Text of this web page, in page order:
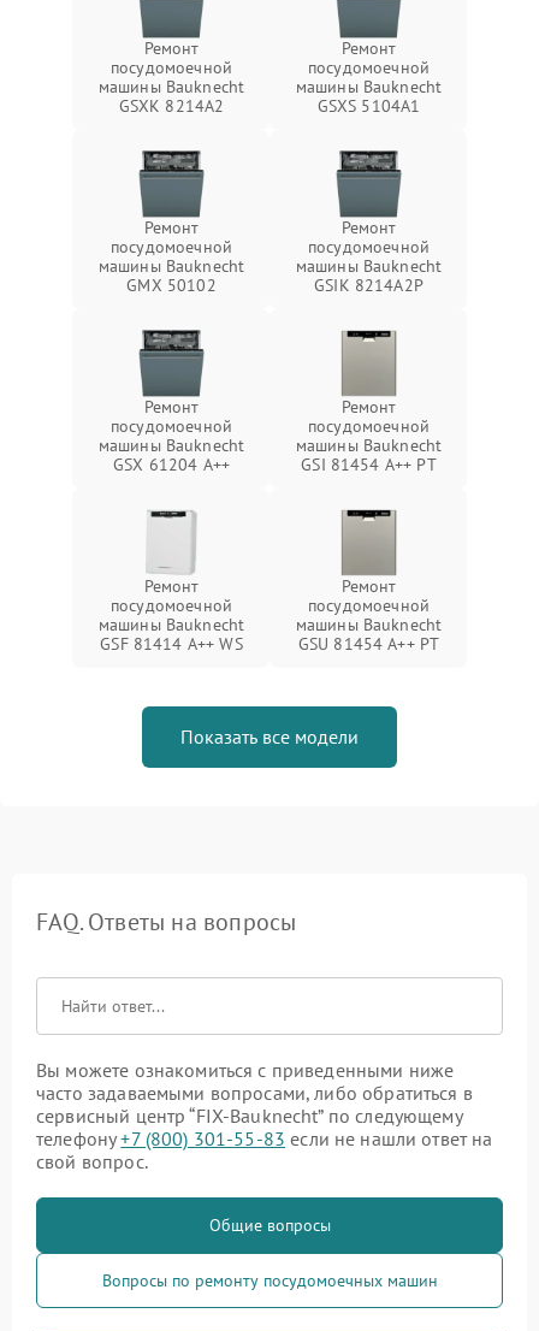
Ремонт
посудомоечной
машины Bauknecht
GSXK 8214A2
Ремонт
посудомоечной
машины Bauknecht
GSXS 5104A1
Ремонт
посудомоечной
машины Bauknecht
GMX 50102
Ремонт
посудомоечной
машины Bauknecht
GSIK 8214A2P
Ремонт
посудомоечной
машины Bauknecht
GSX 61204 A++
Ремонт
посудомоечной
машины Bauknecht
GSI 81454 A++ PT
Ремонт
посудомоечной
машины Bauknecht
GSF 81414 A++ WS
Ремонт
посудомоечной
машины Bauknecht
GSU 81454 A++ PT
Показать все модели
FAQ. Ответы на вопросы
Вы можете ознакомиться с приведенными ниже
часто задаваемыми вопросами, либо обратиться в
сервисный центр “FIX-Bauknecht” по следующему
телефону+7 (800) 301-55-83 если не нашли ответ на
свой вопрос.
Общие вопросы
Вопросы по ремонту посудомоечных машин